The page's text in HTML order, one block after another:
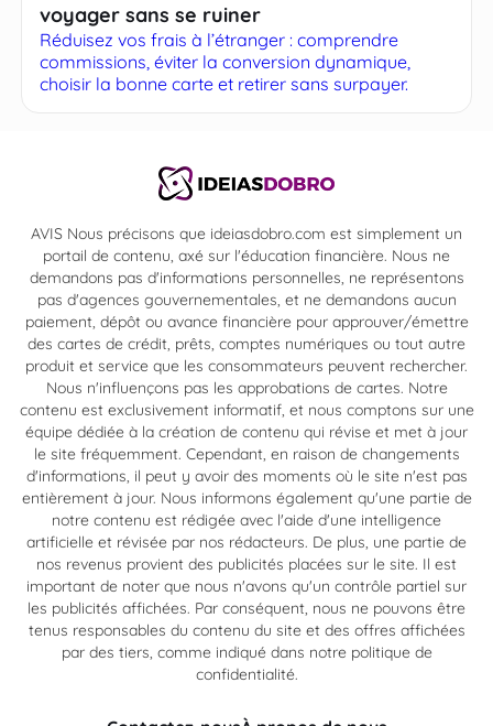
voyager sans se ruiner
Réduisez vos frais à l’étranger : comprendre
commissions, éviter la conversion dynamique,
choisir la bonne carte et retirer sans surpayer.
AVIS Nous précisons que ideiasdobro.com est simplement un
portail de contenu, axé sur l'éducation financière. Nous ne
demandons pas d'informations personnelles, ne représentons
pas d'agences gouvernementales, et ne demandons aucun
paiement, dépôt ou avance financière pour approuver/émettre
des cartes de crédit, prêts, comptes numériques ou tout autre
produit et service que les consommateurs peuvent rechercher.
Nous n'influençons pas les approbations de cartes. Notre
contenu est exclusivement informatif, et nous comptons sur une
équipe dédiée à la création de contenu qui révise et met à jour
le site fréquemment. Cependant, en raison de changements
d'informations, il peut y avoir des moments où le site n'est pas
entièrement à jour. Nous informons également qu'une partie de
notre contenu est rédigée avec l'aide d'une intelligence
artificielle et révisée par nos rédacteurs. De plus, une partie de
nos revenus provient des publicités placées sur le site. Il est
important de noter que nous n'avons qu'un contrôle partiel sur
les publicités affichées. Par conséquent, nous ne pouvons être
tenus responsables du contenu du site et des offres affichées
par des tiers, comme indiqué dans notre politique de
confidentialité.